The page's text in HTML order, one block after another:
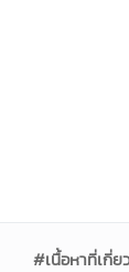
#เนื้อหาที่เกี่ย